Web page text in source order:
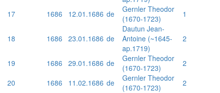
17 1686 12.01.1686 de
Gernler Theodor
(1670-1723)
1
18 1686 23.01.1686 de
Dautun Jean-
Antoine (~1645-
ap.1719)
2
19 1686 29.01.1686 de
Gernler Theodor
(1670-1723)
2
20
1686 11.02.1686 de
Gernler Theodor
(1670-1723)
2